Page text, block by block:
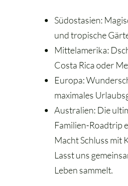
Südostasien:
und tropische
Mittelamerika:
Costa Rica oder
Europa:
maximales
Australien: Die
Familien-Roadtrip
Macht Schluss mit
Lasst uns
Leben sammelt.